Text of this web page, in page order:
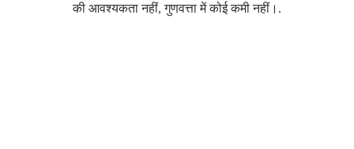
की आवश्यकता नहीं, गुणवत्ता में कोई कमी नहीं।.